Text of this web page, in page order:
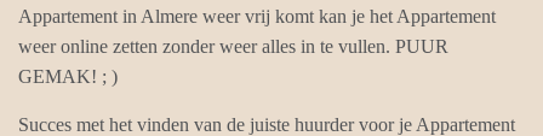
Appartement in Almere weer vrij komt kan je het Appartement
weer online zetten zonder weer alles in te vullen. PUUR
GEMAK! ; )
Succes met het vinden van de juiste huurder voor je Appartement